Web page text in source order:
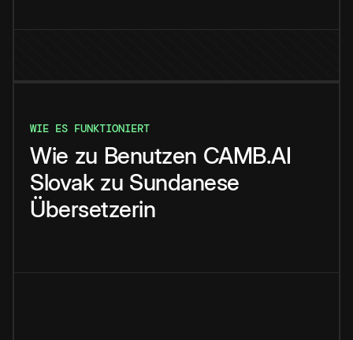
WIE ES FUNKTIONIERT
Wie zu Benutzen CAMB.AI
Slovak zu Sundanese
Übersetzerin